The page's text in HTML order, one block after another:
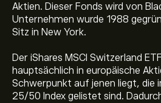
Aktien. Dieser Fonds wird von
Unternehmen wurde 1988
Sitz in New York.
Der iShares MSCI Switzerland
hauptsächlich in europäische
Schwerpunkt auf jenen liegt, die
25/50 Index gelistet sind.